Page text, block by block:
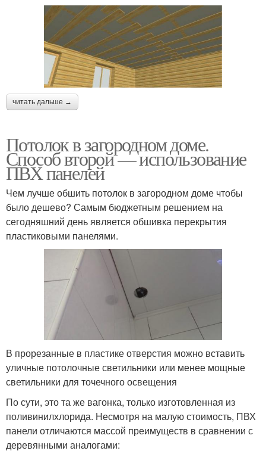
читать дальше →
Потолок в загородном доме.
Способ второй — использование
ПВХ панелей
Чем лучше обшить потолок в загородном доме чтобы
было дешево? Самым бюджетным решением на
сегодняшний день является обшивка перекрытия
пластиковыми панелями.
В прорезанные в пластике отверстия можно вставить
уличные потолочные светильники или менее мощные
светильники для точечного освещения
По сути, это та же вагонка, только изготовленная из
поливинилхлорида. Несмотря на малую стоимость, ПВХ
панели отличаются массой преимуществ в сравнении с
деревянными аналогами: